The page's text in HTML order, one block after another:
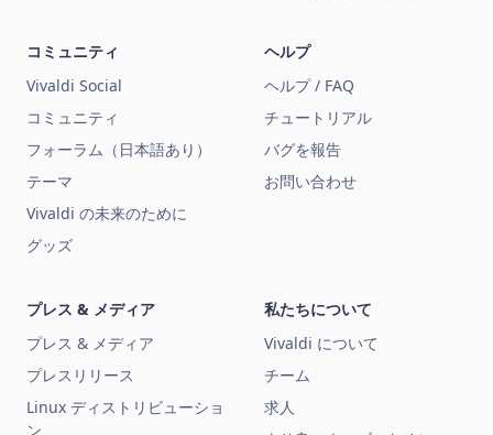
コミュニティ
Vivaldi Social
コミュニティ
フォーラム（日本語あり）
テーマ
Vivaldi の未来のために
グッズ
ヘルプ
ヘルプ / FAQ
チュートリアル
バグを報告
お問い合わせ
プレス & メディア
プレス & メディア
プレスリリース
Linux ディストリビューショ
ン
私たちについて
Vivaldi について
チーム
求人